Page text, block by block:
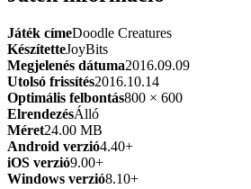
Játék címeDoodle Creatures
KészítetteJoyBits
Megjelenés dátuma2016.09.09
Utolsó frissítés2016.10.14
Optimális felbontás800 × 600
ElrendezésÁlló
Méret24.00 MB
Android verzió4.40+
iOS verzió9.00+
Windows verzió8.10+